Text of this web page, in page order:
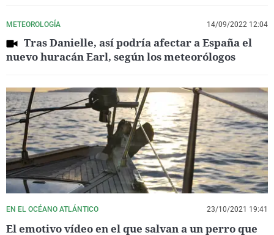
METEOROLOGÍA 14/09/2022 12:04
Tras Danielle, así podría afectar a España el
nuevo huracán Earl, según los meteorólogos
EN EL OCÉANO ATLÁNTICO 23/10/2021 19:41
El emotivo vídeo en el que salvan a un perro que